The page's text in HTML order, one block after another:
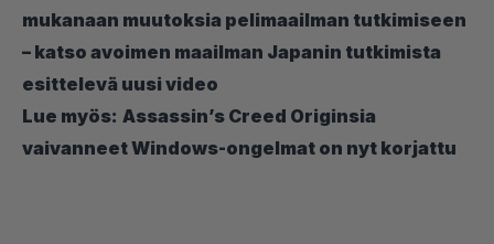
mukanaan muutoksia pelimaailman tutkimiseen
– katso avoimen maailman Japanin tutkimista
esittelevä uusi video
Lue myös: Assassin’s Creed Originsia
vaivanneet Windows-ongelmat on nyt korjattu